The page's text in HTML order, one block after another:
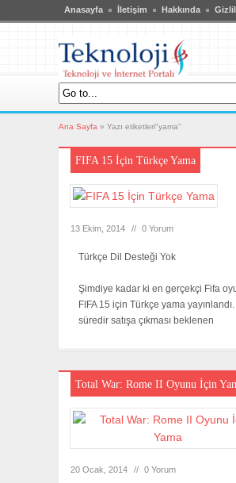
Anasayfa İletişim Hakkında
Ana Sayfa » Yazı etiketleri"yama"
FIFA 15 İçin Türkçe Yama
13 Ekim, 2014 // 0 Yorum
Türkçe Dil Desteği Yok
Şimdiye kadar ki en gerçekçi Fifa
FIFA 15 için Türkçe yama
süredir satışa çıkması beklenen
Total War: Rome II Oyunu İçin
20 Ocak, 2014 // 0 Yorum